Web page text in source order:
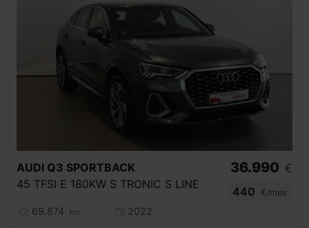
AUDI Q3 SPORTBACK
45 TFSI E 180KW S TRONIC S LINE
69.874 km
2022
36.990 €
440
€/mes